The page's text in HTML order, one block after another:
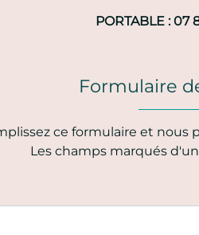
PORTABLE : 07
Formulaire
ce formulaire et nous
Les champs marqués